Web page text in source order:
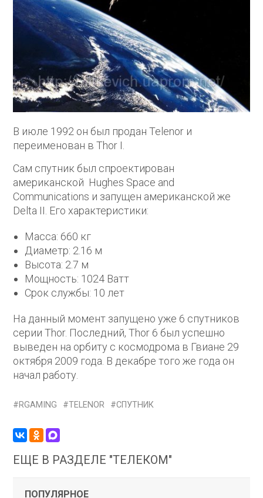
В июле 1992 он был продан Telenor и
переименован в Thor I.
Сам спутник был спроектирован
американской Hughes Space and
Communications и запущен американской же
Delta II. Его характеристики:
Масса: 660 кг
Диаметр: 2.16 м
Высота: 2.7 м
Мощность: 1024 Ватт
Срок службы: 10 лет
На данный момент запущено уже 6 спутников
серии Thor. Последний, Thor 6 был успешно
выведен на орбиту с космодрома в Гвиане 29
октября 2009 года. В декабре того же года он
начал работу.
RGAMING TELENOR СПУТНИК
ЕЩЕ В РАЗДЕЛЕ "ТЕЛЕКОМ"
ПОПУЛЯРНОЕ